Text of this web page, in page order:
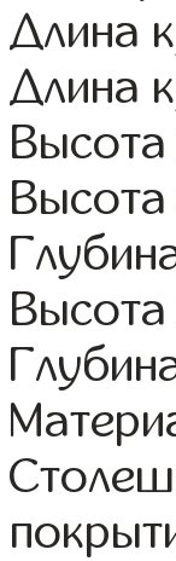
Длина
Длина
Высота